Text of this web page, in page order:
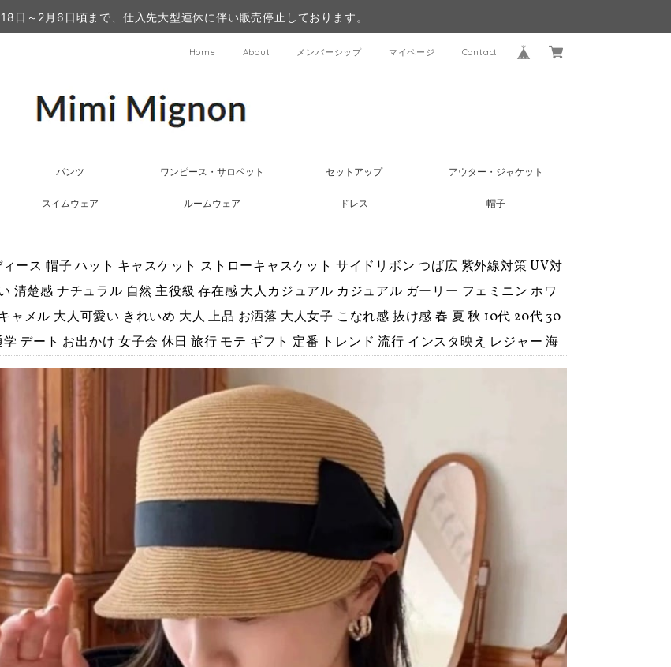
日～2月6日頃まで、仕入先大型連休に伴い販売停止しております。
Home About メンバーシップ マイページ Contact
パンツ ワンピース・サロペット セットアップ アウター・ジャケット
スイムウェア ルームウェア ドレス 帽子
ース 帽子 ハット キャスケット ストローキャスケット サイドリボン つば広 紫外線対策 UV対
清楚感 ナチュラル 自然 主役級 存在感 大人カジュアル カジュアル ガーリー フェミニン ホワ
ャメル 大人可愛い きれいめ 大人 上品 お洒落 大人女子 こなれ感 抜け感 春 夏 秋 10代 20代 30
デート お出かけ 女子会 休日 旅行 モテ ギフト 定番 トレンド 流行 インスタ映え レジャー 海